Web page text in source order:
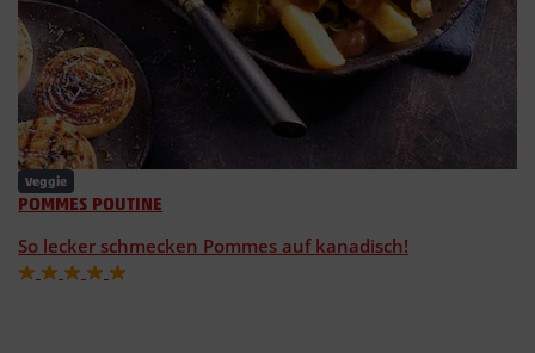
Veggie
POMMES POUTINE
So lecker schmecken Pommes auf kanadisch!